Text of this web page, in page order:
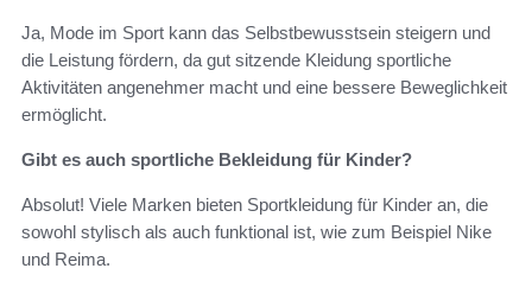
Ja, Mode im Sport kann das Selbstbewusstsein steigern und
die Leistung fördern, da gut sitzende Kleidung sportliche
Aktivitäten angenehmer macht und eine bessere Beweglichkeit
ermöglicht.
Gibt es auch sportliche Bekleidung für Kinder?
Absolut! Viele Marken bieten Sportkleidung für Kinder an, die
sowohl stylisch als auch funktional ist, wie zum Beispiel Nike
und Reima.